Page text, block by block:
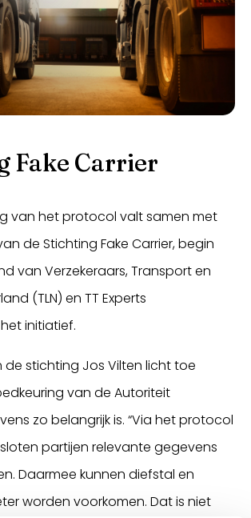
Fake Carrier
van het protocol valt samen met
de Stichting Fake Carrier, begin
van Verzekeraars, Transport en
(TLN) en TT Experts
initiatief.
de stichting Jos Vilten licht toe
van de Autoriteit
zo belangrijk is. “Via het protocol
partijen relevante gegevens
Daarmee kunnen diefstal en
worden voorkomen. Dat is niet